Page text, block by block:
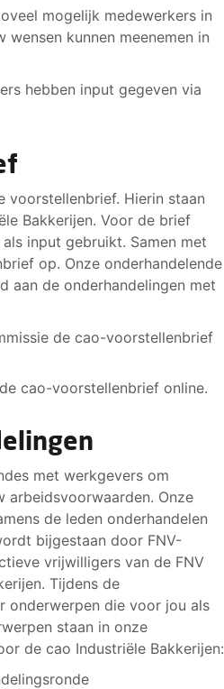
mogelijk medewerkers in
kunnen meenemen in
hebben input gegeven via
voorstellenbrief. Hierin staan
Bakkerijen. Voor de brief
input gebruikt. Samen met
op. Onze onderhandelende
aan de onderhandelingen met
de cao-voorstellenbrief
cao-voorstellenbrief online.
met werkgevers om
arbeidsvoorwaarden. Onze
de leden onderhandelen
bijgestaan door FNV-
vrijwilligers van de FNV
Tijdens de
onderwerpen die voor jou als
staan in onze
de cao Industriële Bakkerijen: